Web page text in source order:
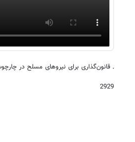
ـ قانون‌گذاری برای نیروهای مسلح در
2929